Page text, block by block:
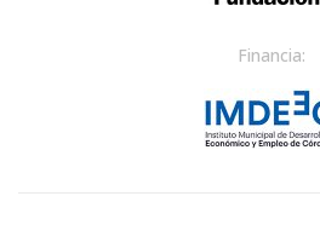
Financia: